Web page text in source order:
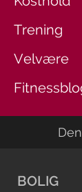
Trening
Velvære
BOLIG